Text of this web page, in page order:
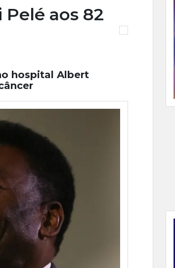
aos 82
hospital Albert